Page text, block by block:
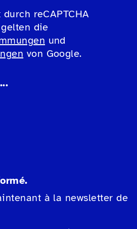
reCAPTCHA
die
und
von Google.
à la newsletter de